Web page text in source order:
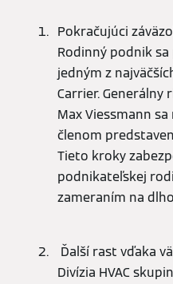
Pokračujúci
Rodinný podnik
jedným z
Carrier. Generálny
Max Viessmann
členom
Tieto kroky
podnikateľskej
zameraním na
Ďalší rast vďaka
Divízia HVAC